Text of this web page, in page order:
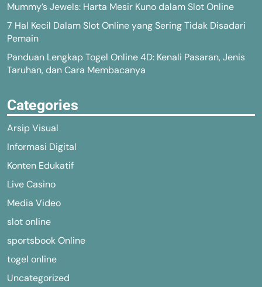
Mummy’s Jewels: Harta Mesir Kuno dalam Slot Online
7 Hal Kecil Dalam Slot Online yang Sering Tidak Disadari
Pemain
Panduan Lengkap Togel Online 4D: Kenali Pasaran, Jenis
Taruhan, dan Cara Membacanya
Categories
Arsip Visual
Informasi Digital
Konten Edukatif
Live Casino
Media Video
slot online
sportsbook Online
togel online
Uncategorized